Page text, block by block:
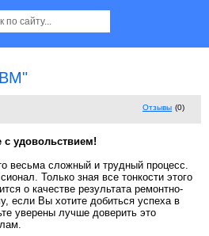
Отзывы (0)
с удовольствием!
весьма сложный и трудный процесс.
Только зная все тонкости этого
о качестве результата ремонтно-
если Вы хотите добиться успеха в
уверены лучше доверить это